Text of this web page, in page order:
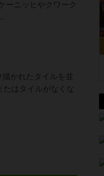
ーニッヒやクワーク
かれたタイルを並
はタイルがなくな